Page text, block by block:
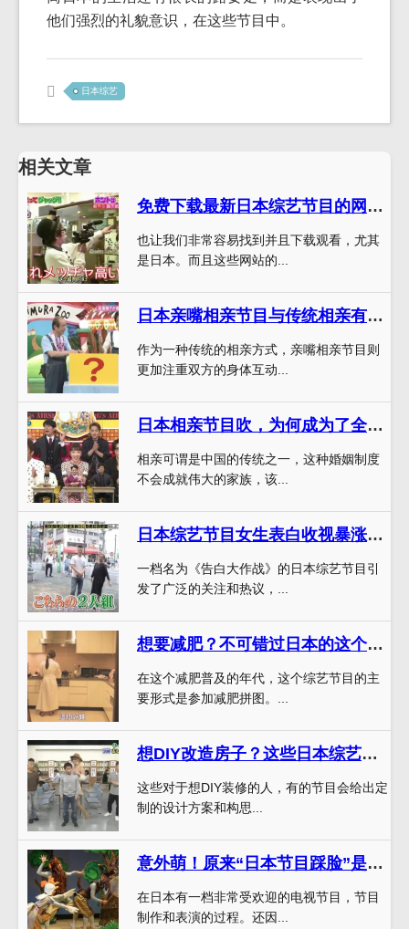
他们强烈的礼貌意识，在这些节目中。
日本综艺
相关文章
免费下载最新日本综艺节目的网站大全推荐
也让我们非常容易找到并且下载观看，尤其
是日本。而且这些网站的...
日本亲嘴相亲节目与传统相亲有何不同，哪种更适合你？
作为一种传统的相亲方式，亲嘴相亲节目则
更加注重双方的身体互动...
日本相亲节目吹，为何成为了全球单身男女爆红节目？
相亲可谓是中国的传统之一，这种婚姻制度
不会成就伟大的家族，该...
日本综艺节目女生表白收视暴涨：是欢笑背后藏着的真感情
一档名为《告白大作战》的日本综艺节目引
发了广泛的关注和热议，...
想要减肥？不可错过日本的这个减肥综艺
在这个减肥普及的年代，这个综艺节目的主
要形式是参加减肥拼图。...
想DIY改造房子？这些日本综艺节目会让你受益匪浅
这些对于想DIY装修的人，有的节目会给出定
制的设计方案和构思...
意外萌！原来“日本节目踩脸”是这样制作出来的
在日本有一档非常受欢迎的电视节目，节目
制作和表演的过程。还因...